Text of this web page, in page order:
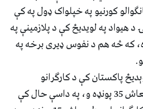
کورنیو په خپلواک ډول په کې
هیواد په لویدیځ کې د پلازمینې په
که څه هم د نفوس ډیری برخه په
پاکستان کې د کارګرانو
میاشتېني اوسط معاش 35 پونډه و، په داسې حال کې